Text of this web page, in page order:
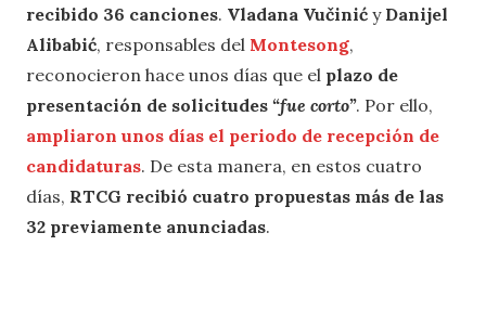
recibido 36 canciones. Vladana Vučinić yDanijel
Alibabić, responsables del Montesong,
reconocieron hace unos días que el plazo de
presentación de solicitudes “fue corto”. Por ello,
ampliaron unos días el periodo de recepción de
candidaturas. De esta manera, en estos cuatro
días, RTCG recibió cuatro propuestas más de las
32 previamente anunciadas.